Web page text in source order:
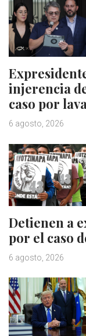
injerencia
caso por
6 agosto, 2026
Detienen a
por el caso
6 agosto, 2026